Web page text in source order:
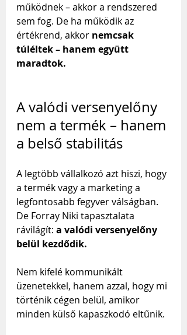
működnek – akkor a rendszered
sem fog. De ha működik az
értékrend, akkor nemcsak
túléltek – hanem együtt
maradtok.
A valódi versenyelőny
nem a termék – hanem
a belső stabilitás
A legtöbb vállalkozó azt hiszi, hogy
a termék vagy a marketing a
legfontosabb fegyver válságban.
De Forray Niki tapasztalata
rávilágít: a valódi versenyelőny
belül kezdődik.
Nem kifelé kommunikált
üzenetekkel, hanem azzal, hogy mi
történik cégen belül, amikor
minden külső kapaszkodó eltűnik.